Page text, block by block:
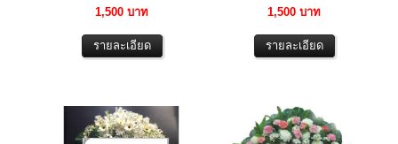
1,500 บาท 1,500 บาท